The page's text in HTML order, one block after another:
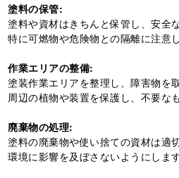
塗料の保管:
塗料や資材はきちんと保管し、安全
特に可燃物や危険物との隔離に注意し
作業エリアの整備:
塗装作業エリアを整理し、障害物を
周辺の植物や装置を保護し、不要な
廃棄物の処理:
塗料の廃棄物や使い捨ての資材は適
環境に影響を及ぼさないようにします